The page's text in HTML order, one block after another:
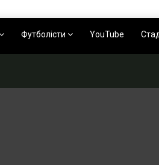
Футболісти YouTube